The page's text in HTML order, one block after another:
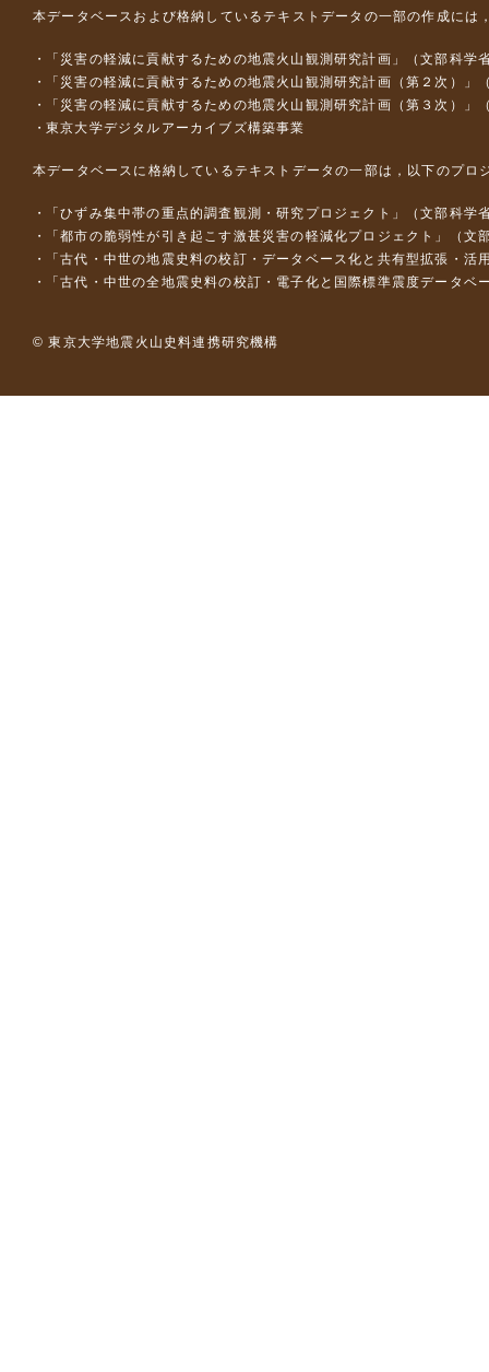
本データベースおよび格納しているテキストデータの一部の作成には
「災害の軽減に貢献するための地震火山観測研究計画」（文部科学
「災害の軽減に貢献するための地震火山観測研究計画（第２次）」
「災害の軽減に貢献するための地震火山観測研究計画（第３次）」
東京大学デジタルアーカイブズ構築事業
本データベースに格納しているテキストデータの一部は，以下のプロ
「ひずみ集中帯の重点的調査観測・研究プロジェクト」（文部科
「都市の脆弱性が引き起こす激甚災害の軽減化プロジェクト」（
「古代・中世の地震史料の校訂・データベース化と共有型拡張・
「古代・中世の全地震史料の校訂・電子化と国際標準震度データ
© 東京大学地震火山史料連携研究機構